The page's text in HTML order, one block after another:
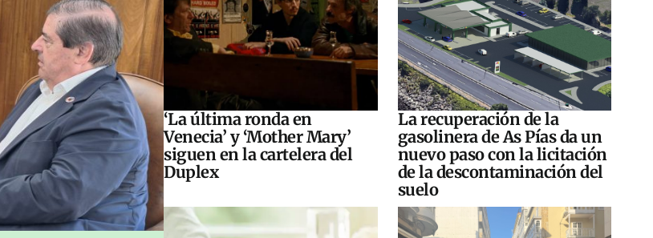
‘La última ronda en
Venecia’ y ‘Mother Mary’
siguen en la cartelera del
Duplex
La recuperación de la
gasolinera de As Pías da un
nuevo paso con la licitación
de la descontaminación del
suelo